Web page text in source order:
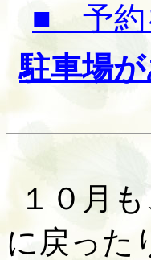
■ 予約
駐車場
１０月
に戻った